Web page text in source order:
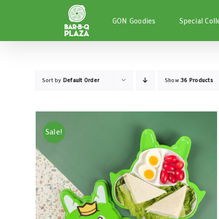
GON Goodies Special
Sort by Default Order Show 36 Products
Sale!
หยิบใส่ตะกร้า / DETAILS